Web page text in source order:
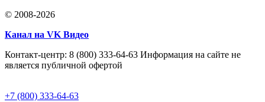
© 2008-2026
Канал на VK Видео
Контакт-центр: 8 (800) 333-64-63 Информация на сайте не
является публичной офертой
+7 (800) 333-64-63